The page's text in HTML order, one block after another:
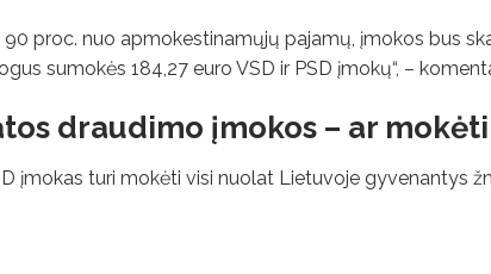
90 proc. nuo apmokestinamųjų pajamų, įmokos bus
sumokės 184,27 euro VSD ir PSD įmokų“, –
draudimo įmokos – ar mokėti
įmokas turi mokėti visi nuolat Lietuvoje gyvenantys